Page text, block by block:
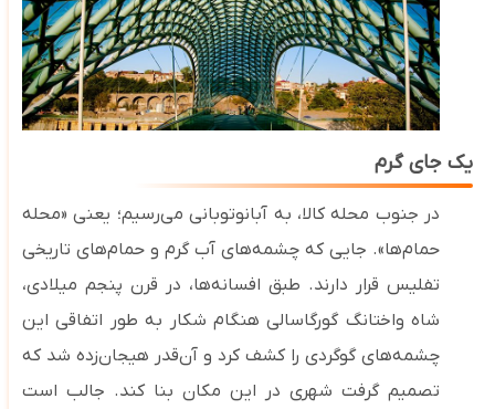
یک جای گرم
در جنوب محله کالا، به آبانوتوبانی می‌رسیم؛ یعنی «محله
حمام‌ها». جایی که چشمه‌های آب گرم و حمام‌های تاریخی
تفلیس قرار دارند. طبق افسانه‌ها، در قرن پنجم میلادی،
شاه واختانگ گورگاسالی هنگام شکار به طور اتفاقی این
چشمه‌های گوگردی را کشف کرد و آن‌قدر هیجان‌زده شد که
تصمیم گرفت شهری در این مکان بنا کند. جالب است